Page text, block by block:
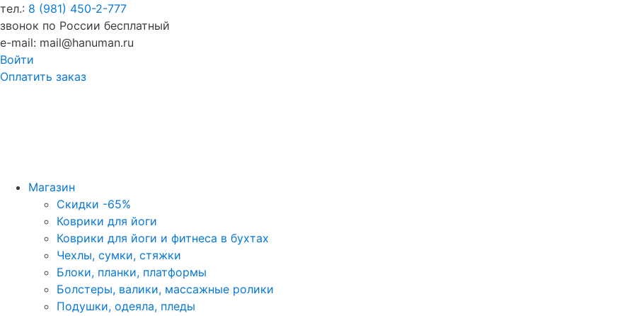
тел.: 8 (981) 450-2-777
звонок по России бесплатный
e-mail: mail@hanuman.ru
Войти
Оплатить заказ
Магазин
Скидки -65%
Коврики для йоги
Коврики для йоги и фитнеса в бухтах
Чехлы, сумки, стяжки
Блоки, планки, платформы
Болстеры, валики, массажные ролики
Подушки, одеяла, пледы